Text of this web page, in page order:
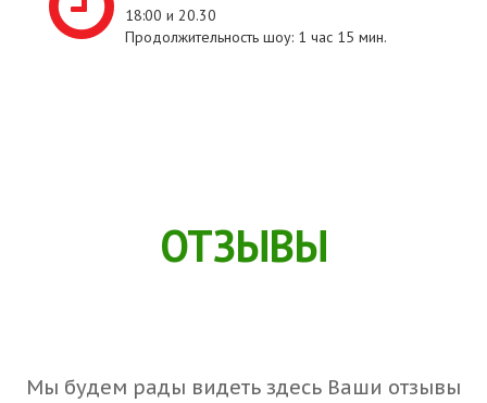
18:00 и 20.30
Продолжительность шоу: 1 час 15 мин.
ОТЗЫВЫ
Мы будем рады видеть здесь Ваши отзывы